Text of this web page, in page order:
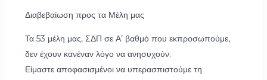
Διαβεβαίωση προς τα Μέλη μας
Τα 53 μέλη μας, ΣΔΠ σε Α’ βαθμό που εκπροσωπούμε,
δεν έχουν κανέναν λόγο να ανησυχούν.
Είμαστε αποφασισμένοι να υπερασπιστούμε τη